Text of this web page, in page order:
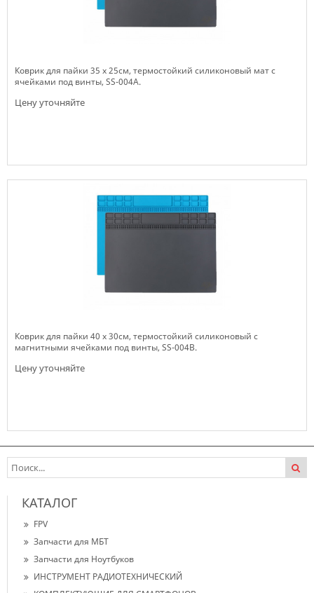
Коврик для пайки 35 х 25см, термостойкий силиконовый мат с
ячейками под винты, SS-004А.
Цену уточняйте
Коврик для пайки 40 х 30cм, термостойкий силиконовый с
магнитными ячейками под винты, SS-004B.
Цену уточняйте
КАТАЛОГ
FPV
Запчасти для МБТ
Запчасти для Ноутбуков
ИНСТРУМЕНТ РАДИОТЕХНИЧЕСКИЙ